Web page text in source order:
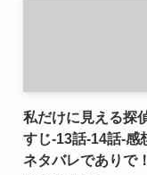
私だけに見える探
すじ-13話-14話-感
ネタバレでありで！